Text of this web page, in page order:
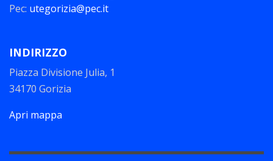
Pec: utegorizia@pec.it
INDIRIZZO
Piazza Divisione Julia, 1
34170 Gorizia
Apri mappa